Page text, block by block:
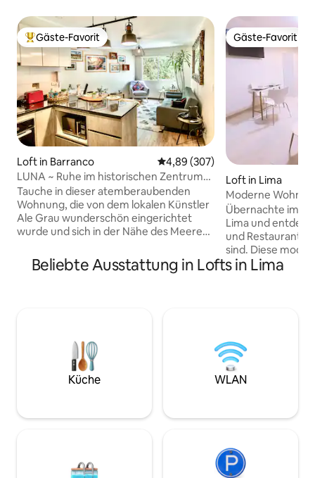
Beliebter Gäste-Favorit.
Gäste-Favorit
Loft in Barranco Durchschnittliche Bewertung:
4,89 (307)
LUNA ~ Ruhe im historischen Zentrum
von Barranco•
Tauche in dieser atemberaubenden
Wohnung, die von dem lokalen Künstler
Ale Grau wunderschön eingerichtet
wurde und sich in der Nähe des Meeres
lebendigsten Viertel von Lima, befindet,
in die peruanische Kultur ein. Nutze
besten Restaurants der Welt,
buchstäblich nebenan! Eigenständiger
Check-in & Check-out, kostenlose
Parkplätze, schnelles WLAN, Smart-TV,
Gäste-Favorit
Gäste-Favorit
Loft in Lima
Moderne
Zentrum von
Übernachte im
Lima und
und Restaurants,
sind. Diese
Komfort und eine
reduzieren, und
mit öffentlichen
Miraflores und
Check-in per
Beliebte Ausstattung in Lofts in Lima
Küche WLAN